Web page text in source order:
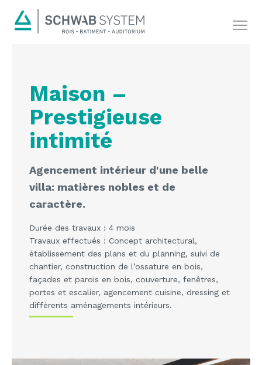
Maison –
Prestigieuse
intimité
Agencement intérieur d'une belle
villa: matières nobles et de
caractère.
Durée des travaux : 4 mois
Travaux effectués : Concept architectural,
établissement des plans et du planning, suivi de
chantier, construction de l’ossature en bois,
façades et parois en bois, couverture, fenêtres,
portes et escalier, agencement cuisine, dressing et
différents aménagements intérieurs.